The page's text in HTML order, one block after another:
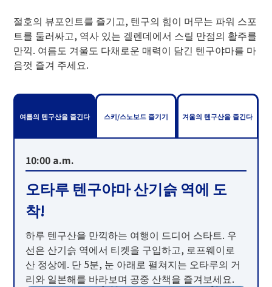
니세코 안누푸리 국제 스키장
오타루 바인
니세코 온천 고 이코이노 유주쿠 이로하
오타루 관광 협회
텐구야마스노스쿨
더 글라스 스튜디오 인 오탈
절호의 뷰포인트를 즐기고, 텐구의 힘이 머무는 파워 스포
트를 둘러싸고, 역사 있는 겔렌데에서 스릴 만점의 활주를
만끽. 여름도 겨울도 다채로운 매력이 담긴 텐구야마를 마
음껏 즐겨 주세요.
여름의 텐구산을 즐긴다 스키/스노보드 즐기기 겨울의 텐구산을 즐긴다
10:00 a.m.
오타루 텐구야마 산기슭 역에 도
착!
하루 텐구산을 만끽하는 여행이 드디어 스타트. 우
선은 산기슭 역에서 티켓을 구입하고, 로프웨이로
산 정상에. 단 5분, 눈 아래로 펼쳐지는 오타루의 거
리와 일본해를 바라보며 공중 산책을 즐겨보세요.